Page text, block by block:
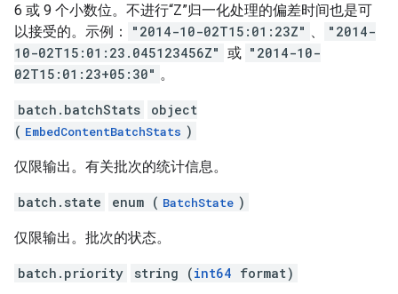
6 或 9 个小数位。不进行“Z”归一化处理的偏差时间也是可
以接受的。示例：
"2014-10-02T15:01:23Z" 、
"2014-
10-02T15:01:23.045123456Z" 或 "2014-10-
02T15:01:23+05:30" 。
batch.batchStats
object
( EmbedContentBatchStats )
仅限输出。有关批次的统计信息。
batch.state enum ( BatchState )
仅限输出。批次的状态。
batch.priority string (int64 format)